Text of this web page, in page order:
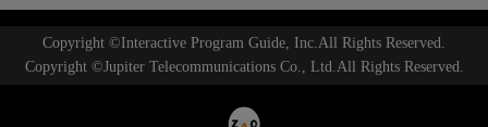
Copyright ©Interactive Program Guide, Inc.All Rights Reserved.
Copyright ©Jupiter Telecommunications Co., Ltd.All Rights Reserved.